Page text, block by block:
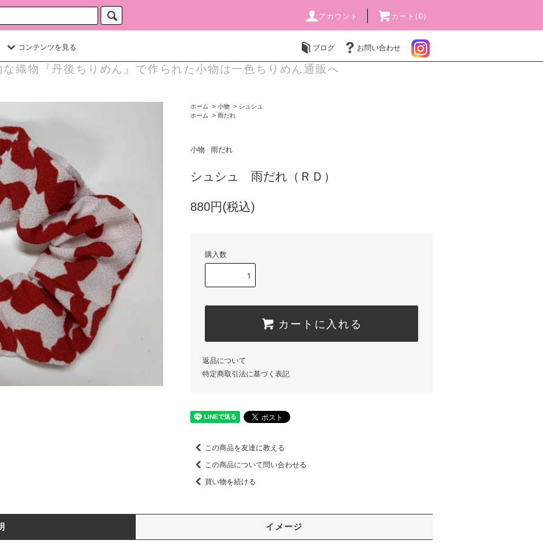
アカウント カート(0)
コンテンツを見る ブログ お問い合わせ
織物『丹後ちりめん』で作られた小物は一色ちりめん通販へ
ホーム > 小物 > シュシュ
ホーム
> 雨だれ
小物 雨だれ
シュシュ 雨だれ（ＲＤ）
880円(税込)
購入数
カートに入れる
返品について
特定商取引法に基づく表記
この商品を友達に教える
この商品について問い合わせる
買い物を続ける
イメージ